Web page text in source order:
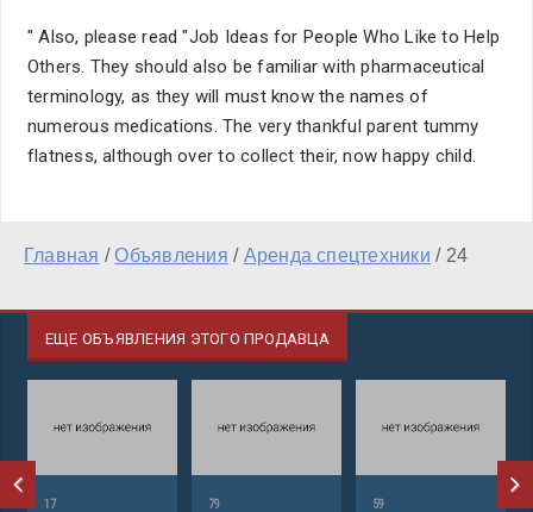
" Also, please read "Job Ideas for People Who Like to Help
Others. They should also be familiar with pharmaceutical
terminology, as they will must know the names of
numerous medications. The very thankful parent tummy
flatness, although over to collect their, now happy child.
Главная /Объявления / Аренда спецтехники / 24
ЕЩЕ ОБЪЯВЛЕНИЯ ЭТОГО ПРОДАВЦА
17 79 59